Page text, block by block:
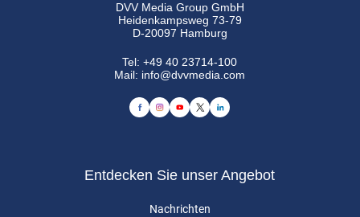
DVV Media Group GmbH
Heidenkampsweg 73-79
D-20097 Hamburg
Tel:+49 40 23714-100
Mail: info@dvvmedia.com
Entdecken Sie unser Angebot
Nachrichten